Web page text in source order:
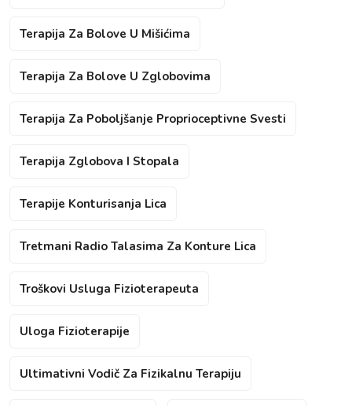
Terapija Za Bolove U Mišićima
Terapija Za Bolove U Zglobovima
Terapija Za Poboljšanje Proprioceptivne Svesti
Terapija Zglobova I Stopala
Terapije Konturisanja Lica
Tretmani Radio Talasima Za Konture Lica
Troškovi Usluga Fizioterapeuta
Uloga Fizioterapije
Ultimativni Vodič Za Fizikalnu Terapiju